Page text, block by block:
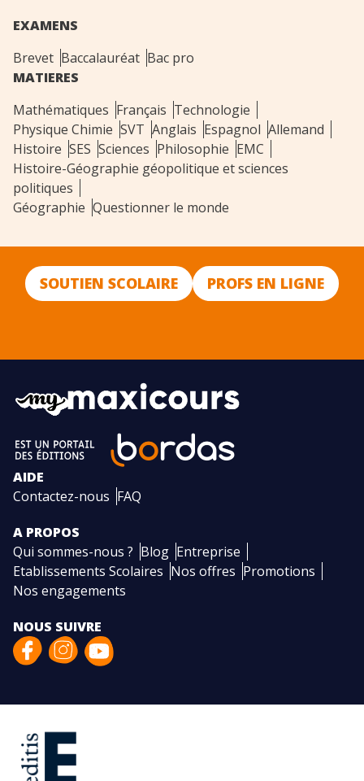
EXAMENS
Brevet Baccalauréat Bac pro
MATIERES
Mathématiques Français Technologie
Physique Chimie SVT Anglais Espagnol Allemand
Histoire SES Sciences Philosophie EMC
Histoire-Géographie géopolitique et sciences
politiques
Géographie Questionner le monde
SOUTIEN SCOLAIRE PROFS EN LIGNE
AIDE
Contactez-nous FAQ
A PROPOS
Qui sommes-nous ? Blog Entreprise
Etablissements Scolaires Nos offres Promotions
Nos engagements
NOUS SUIVRE